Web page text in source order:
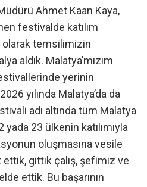
Ahmet Kaan Kaya,
festivalde katılım
temsilimizin
aldık. Malatya’mızım
yerinin
yılında Malatya’da da
adı altında tüm Malatya
yada 23 ülkenin katılımıyla
oluşmasına vesile
gittik çalış, şefimiz ve
ettik. Bu başarının